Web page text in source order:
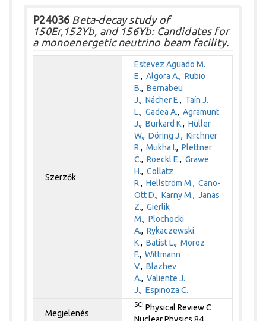
P24036 Beta-decay study of
150Er,152Yb, and 156Yb: Candidates for
a monoenergetic neutrino beam facility.
Szerzők
Estevez Aguado M.
E.,Algora A.,Rubio
B.,Bernabeu
J.,Nácher E., Taín J.
L.,Gadea A.,Agramunt
J.,Burkard K.,Hüller
W.,Döring J.,Kirchner
R.,Mukha I.,Plettner
C.,Roeckl E.,Grawe
H.,Collatz
R.,Hellström M.,Cano-
Ott D.,Karny M.,Janas
Z.,Gierlik
M.,Plochocki
A.,Rykaczewski
K.,Batist L.,Moroz
F.,Wittmann
V.,Blazhev
A.,Valiente J.
J.,Espinoza C.
Megjelenés
SCI Physical Review C
Nuclear Physics 84